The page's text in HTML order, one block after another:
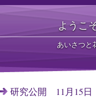
ようこ
あいさつと
研究公開 11月15日